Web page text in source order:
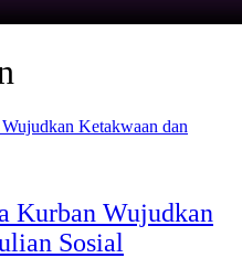
Kurban Wujudkan
Sosial